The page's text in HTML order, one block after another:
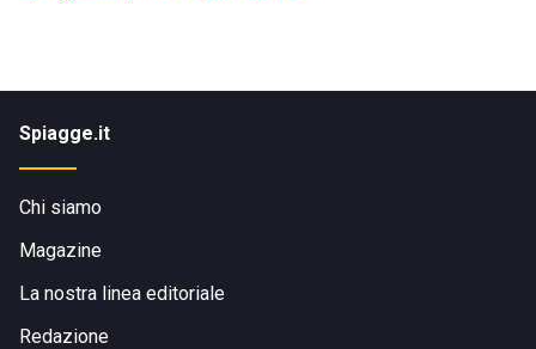
Spiagge.it
Chi siamo
Magazine
La nostra linea editoriale
Redazione